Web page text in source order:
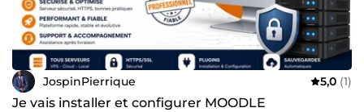
JospinPierrique 5,0 (1)
Je vais installer et configurer MOODLE